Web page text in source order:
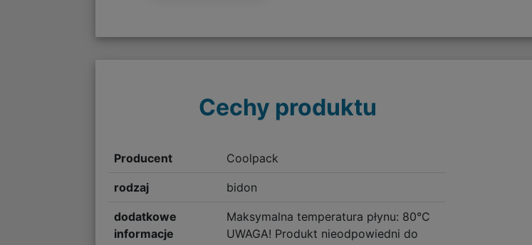
Cechy produktu
Producent Coolpack
rodzaj bidon
dodatkowe
informacje
Maksymalna temperatura płynu: 80°C
UWAGA! Produkt nieodpowiedni do